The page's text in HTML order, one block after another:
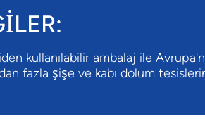
kullanılabilir ambalaj ile
fazla şişe ve kabı dolum